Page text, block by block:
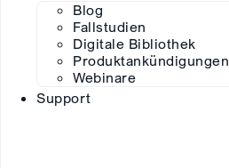
Blog
Fallstudien
Digitale Bibliothek
Produktankündigungen
Webinare
Support